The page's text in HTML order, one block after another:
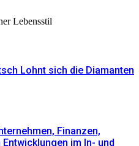
Lohnt sich die Diamanten
Finanzen,
im In- und